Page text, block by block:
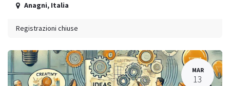
Anagni, Italia
Registrazioni chiuse
MAR
13